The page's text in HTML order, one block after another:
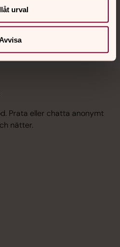
urval
Prata eller chatta anonymt
nätter.